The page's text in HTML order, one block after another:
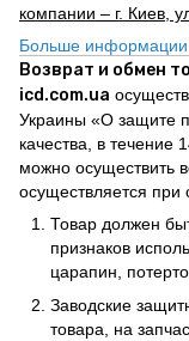
компании – г. Киев,
Больше информации
Возврат и обмен
icd.com.ua
Украины «О защите
качества, в течение
можно осуществить
осуществляется
Товар должен
признаков
царапин,
Заводские
товара, на